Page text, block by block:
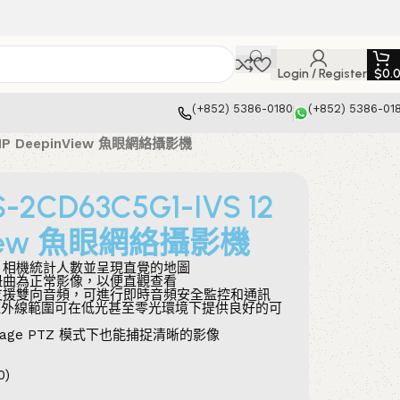
Login / Register $
(+852) 5386-0180 (+852) 5386-
DeepinView 魚眼網絡攝影機
2CD63C5G1-IVS 12
魚眼網絡攝影機
機統計人數並呈現直覺的地圖
為正常影像，以便直觀查看
雙向音頻，可進行即時音頻安全監控和通訊
線範圍可在低光甚至零光環境下提供良好的可
PTZ 模式下也能捕捉清晰的影像